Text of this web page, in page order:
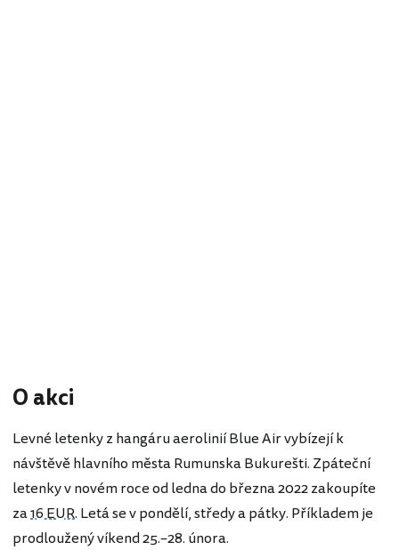
O akci
Levné letenky z hangáru aerolinií Blue Air vybízejí k
návštěvě hlavního města Rumunska Bukurešti. Zpáteční
letenky v novém roce od ledna do března 2022 zakoupíte
za16 EUR. Letá se v pondělí, středy a pátky. Příkladem je
prodloužený víkend 25.–28. února.